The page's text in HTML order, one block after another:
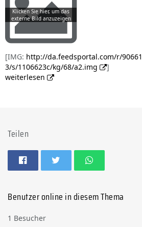
[IMG: http://da.feedsportal.com/r/
3/s/1106623c/kg/68/a2.img
]
weiterlesen
Teilen
Benutzer online in diesem Thema
1 Besucher